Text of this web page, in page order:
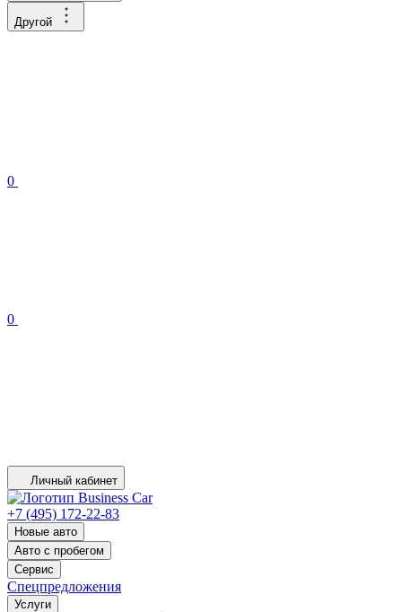
Другой
0
0
Личный кабинет
+7 (495) 172-22-83
Новые авто
Авто с пробегом
Сервис
Спецпредложения
Услуги